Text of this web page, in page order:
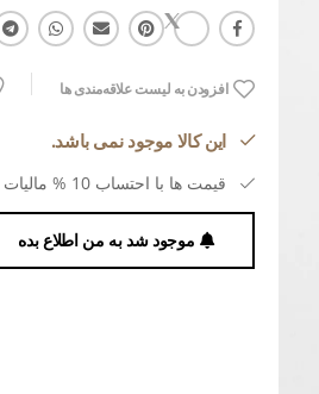
افزودن به لیست علاقه‌مندی ها
این کالا موجود نمی باشد.
قیمت ها با احتساب 10 % مالیات بر ارزش افزوده می باشد.
موجود شد به من اطلاع بده